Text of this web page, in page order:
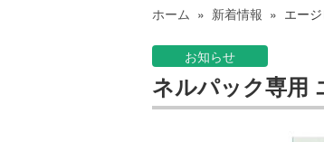
ホーム » 新着情報 » エー
お知らせ
ネルパック専用